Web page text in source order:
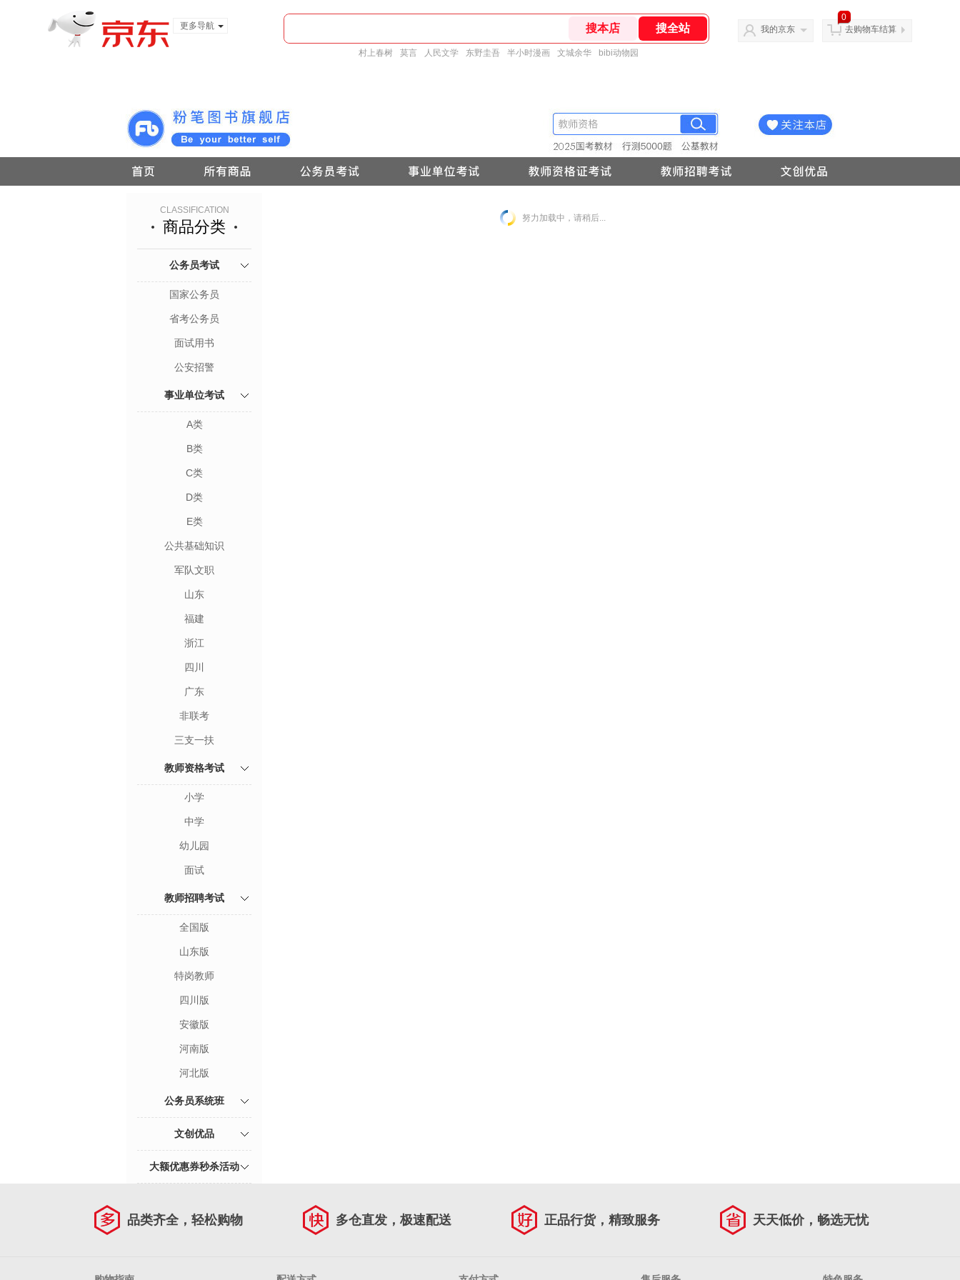
更多导航
村上春树 莫言 人民文学 东野圭吾 半小时漫画 文城余华 bibi动物园
我的京东
0
去购物车结算
CLASSIFICATION
商品分类
公务员考试
国家公务员
省考公务员
面试用书
公安招警
事业单位考试
A类
B类
C类
D类
E类
公共基础知识
军队文职
山东
福建
浙江
四川
广东
非联考
三支一扶
教师资格考试
小学
中学
幼儿园
面试
教师招聘考试
全国版
山东版
特岗教师
四川版
安徽版
河南版
河北版
公务员系统班
文创优品
大额优惠券秒杀活动
努力加载中，请稍后...
品类齐全，轻松购物 多仓直发，极速配送 正品行货，精致服务 天天低价，畅选无忧